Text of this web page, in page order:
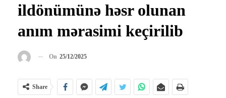
ildönümünə həsr olunan
anım mərasimi keçirilib
On 25/12/2025
Share